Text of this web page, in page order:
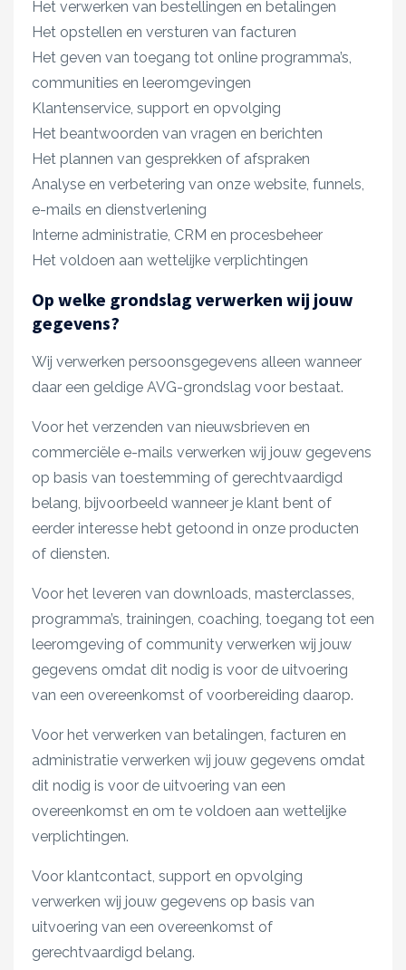
Het verwerken van bestellingen en betalingen
Het opstellen en versturen van facturen
Het geven van toegang tot online programma’s,
communities en leeromgevingen
Klantenservice, support en opvolging
Het beantwoorden van vragen en berichten
Het plannen van gesprekken of afspraken
Analyse en verbetering van onze website, funnels,
e-mails en dienstverlening
Interne administratie, CRM en procesbeheer
Het voldoen aan wettelijke verplichtingen
Op welke grondslag verwerken wij jouw
gegevens?
Wij verwerken persoonsgegevens alleen wanneer
daar een geldige AVG-grondslag voor bestaat.
Voor het verzenden van nieuwsbrieven en
commerciële e-mails verwerken wij jouw gegevens
op basis van toestemming of gerechtvaardigd
belang, bijvoorbeeld wanneer je klant bent of
eerder interesse hebt getoond in onze producten
of diensten.
Voor het leveren van downloads, masterclasses,
programma’s, trainingen, coaching, toegang tot een
leeromgeving of community verwerken wij jouw
gegevens omdat dit nodig is voor de uitvoering
van een overeenkomst of voorbereiding daarop.
Voor het verwerken van betalingen, facturen en
administratie verwerken wij jouw gegevens omdat
dit nodig is voor de uitvoering van een
overeenkomst en om te voldoen aan wettelijke
verplichtingen.
Voor klantcontact, support en opvolging
verwerken wij jouw gegevens op basis van
uitvoering van een overeenkomst of
gerechtvaardigd belang.